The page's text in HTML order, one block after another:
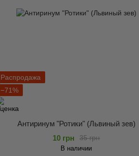
Распродажа
−71%
Антиринум "Ротики" (Львиный зев)
35 грн
10 грн
В наличии